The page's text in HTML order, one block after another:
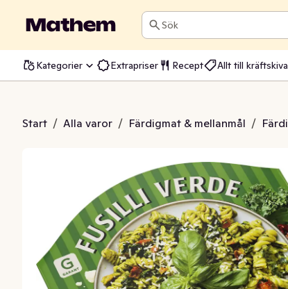
Sök
Kategorier Extrapriser Recept Allt till
Start / Alla varor / Färdigmat & mellanmål /
Fusilli Verde Fryst